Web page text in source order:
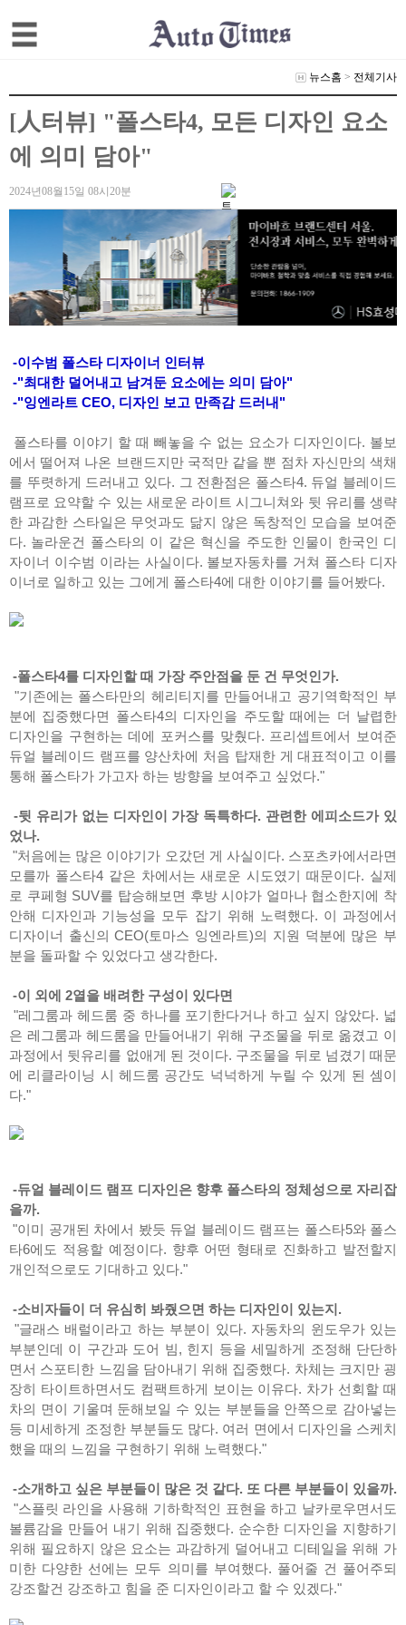
뉴스홈 > 전체기사
[人터뷰] "폴스타4, 모든 디자인 요소
에 의미 담아"
2024년08월15일 08시20분
-이수범 폴스타 디자이너 인터뷰
-"최대한 덜어내고 남겨둔 요소에는 의미 담아"
-"잉엔라트 CEO, 디자인 보고 만족감 드러내"
폴스타를 이야기 할 때 빼놓을 수 없는 요소가 디자인이다. 볼보
에서 떨어져 나온 브랜드지만 국적만 같을 뿐 점차 자신만의 색채
를 뚜렷하게 드러내고 있다. 그 전환점은 폴스타4. 듀얼 블레이드
램프로 요약할 수 있는 새로운 라이트 시그니쳐와 뒷 유리를 생략
한 과감한 스타일은 무엇과도 닮지 않은 독창적인 모습을 보여준
다. 놀라운건 폴스타의 이 같은 혁신을 주도한 인물이 한국인 디
자이너 이수범 이라는 사실이다. 볼보자동차를 거쳐 폴스타 디자
이너로 일하고 있는 그에게 폴스타4에 대한 이야기를 들어봤다.
-폴스타4를 디자인할 때 가장 주안점을 둔 건 무엇인가.
"기존에는 폴스타만의 헤리티지를 만들어내고 공기역학적인 부
분에 집중했다면 폴스타4의 디자인을 주도할 때에는 더 날렵한
디자인을 구현하는 데에 포커스를 맞췄다. 프리셉트에서 보여준
듀얼 블레이드 램프를 양산차에 처음 탑재한 게 대표적이고 이를
통해 폴스타가 가고자 하는 방향을 보여주고 싶었다."
-뒷 유리가 없는 디자인이 가장 독특하다. 관련한 에피소드가 있
었나.
"처음에는 많은 이야기가 오갔던 게 사실이다. 스포츠카에서라면
모를까 폴스타4 같은 차에서는 새로운 시도였기 때문이다. 실제
로 쿠페형 SUV를 탑승해보면 후방 시야가 얼마나 협소한지에 착
안해 디자인과 기능성을 모두 잡기 위해 노력했다. 이 과정에서
디자이너 출신의 CEO(토마스 잉엔라트)의 지원 덕분에 많은 부
분을 돌파할 수 있었다고 생각한다.
-이 외에 2열을 배려한 구성이 있다면
"레그룸과 헤드룸 중 하나를 포기한다거나 하고 싶지 않았다. 넓
은 레그룸과 헤드룸을 만들어내기 위해 구조물을 뒤로 옮겼고 이
과정에서 뒷유리를 없애게 된 것이다. 구조물을 뒤로 넘겼기 때문
에 리클라이닝 시 헤드룸 공간도 넉넉하게 누릴 수 있게 된 셈이
다."
-듀얼 블레이드 램프 디자인은 향후 폴스타의 정체성으로 자리잡
을까.
"이미 공개된 차에서 봤듯 듀얼 블레이드 램프는 폴스타5와 폴스
타6에도 적용할 예정이다. 향후 어떤 형태로 진화하고 발전할지
개인적으로도 기대하고 있다."
-소비자들이 더 유심히 봐줬으면 하는 디자인이 있는지.
"글래스 배럴이라고 하는 부분이 있다. 자동차의 윈도우가 있는
부분인데 이 구간과 도어 빔, 힌지 등을 세밀하게 조정해 단단하
면서 스포티한 느낌을 담아내기 위해 집중했다. 차체는 크지만 굉
장히 타이트하면서도 컴팩트하게 보이는 이유다. 차가 선회할 때
차의 면이 기울며 둔해보일 수 있는 부분들을 안쪽으로 감아넣는
등 미세하게 조정한 부분들도 많다. 여러 면에서 디자인을 스케치
했을 때의 느낌을 구현하기 위해 노력했다."
-소개하고 싶은 부분들이 많은 것 같다. 또 다른 부분들이 있을까.
"스플릿 라인을 사용해 기하학적인 표현을 하고 날카로우면서도
볼륨감을 만들어 내기 위해 집중했다. 순수한 디자인을 지향하기
위해 필요하지 않은 요소는 과감하게 덜어내고 디테일을 위해 가
미한 다양한 선에는 모두 의미를 부여했다. 풀어줄 건 풀어주되
강조할건 강조하고 힘을 준 디자인이라고 할 수 있겠다."